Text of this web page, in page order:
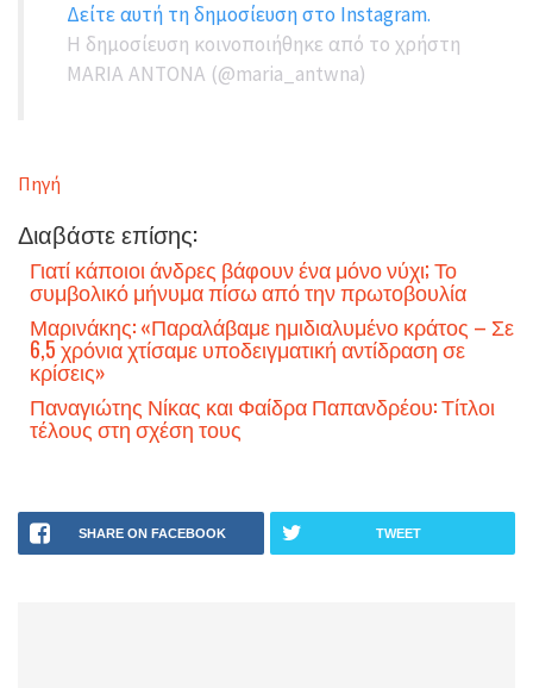
Δείτε αυτή τη δημοσίευση στο Instagram.
Η δημοσίευση κοινοποιήθηκε από το χρήστη
MARIA ANTONA (@maria_antwna)
Πηγή
Διαβάστε επίσης:
Γιατί κάποιοι άνδρες βάφουν ένα μόνο νύχι; Το
συμβολικό μήνυμα πίσω από την πρωτοβουλία
Μαρινάκης: «Παραλάβαμε ημιδιαλυμένο κράτος – Σε
6,5 χρόνια χτίσαμε υποδειγματική αντίδραση σε
κρίσεις»
Παναγιώτης Νίκας και Φαίδρα Παπανδρέου: Τίτλοι
τέλους στη σχέση τους
SHARE ON FACEBOOK TWEET